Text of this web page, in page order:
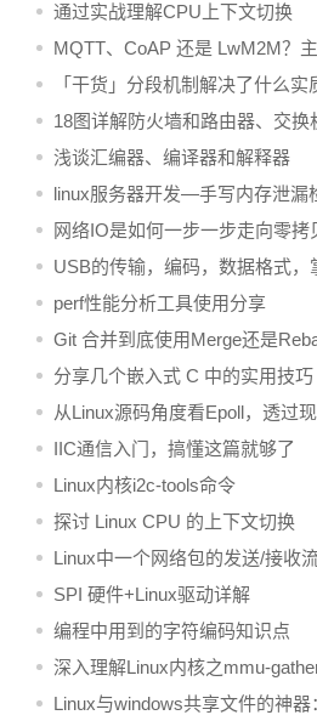
通过实战理解CPU上下文切换
MQTT、CoAP 还是 LwM2M？
「干货」分段机制解决了什么实
18图详解防火墙和路由器、交换
浅谈汇编器、编译器和解释器
linux服务器开发—手写内存泄漏
网络IO是如何一步一步走向零拷
USB的传输，编码，数据格式，
perf性能分析工具使用分享
Git 合并到底使用Merge还是
分享几个嵌入式 C 中的实用技巧
从Linux源码角度看Epoll，透过
IIC通信入门，搞懂这篇就够了
Linux内核i2c-tools命令
探讨 Linux CPU 的上下文切换
Linux中一个网络包的发送/接收
SPI 硬件+Linux驱动详解
编程中用到的字符编码知识点
深入理解Linux内核之mmu-
Linux与windows共享文件的神器